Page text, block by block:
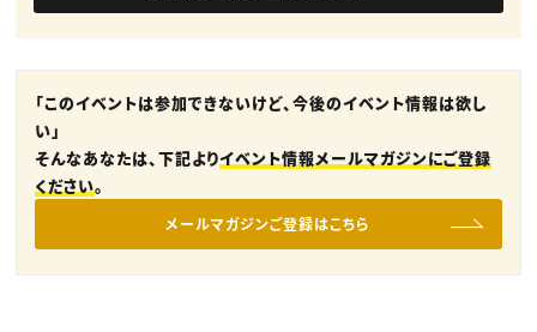
「このイベントは参加できないけど、今後のイベント情報は欲し
い」
そんなあなたは、下記よりイベント情報メールマガジンにご登録
ください。
メールマガジンご登録はこちら